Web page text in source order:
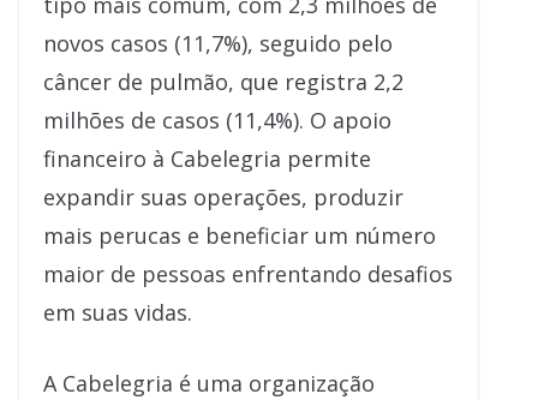
novos casos (11,7%), seguido pelo
câncer de pulmão, que registra 2,2
milhões de casos (11,4%). O apoio
financeiro à Cabelegria permite
expandir suas operações, produzir
mais perucas e beneficiar um número
maior de pessoas enfrentando desafios
em suas vidas.
A Cabelegria é uma organização